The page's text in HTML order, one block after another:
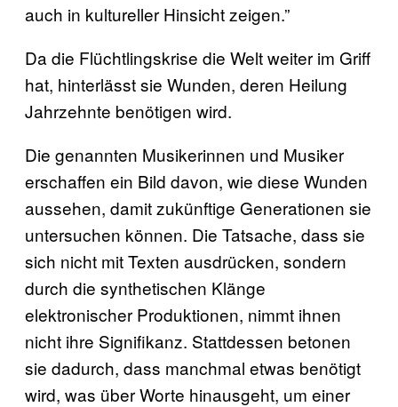
auch in kultureller Hinsicht zeigen.”
Da die Flüchtlingskrise die Welt weiter im Griff
hat, hinterlässt sie Wunden, deren Heilung
Jahrzehnte benötigen wird.
Die genannten Musikerinnen und Musiker
erschaffen ein Bild davon, wie diese Wunden
aussehen, damit zukünftige Generationen sie
untersuchen können. Die Tatsache, dass sie
sich nicht mit Texten ausdrücken, sondern
durch die synthetischen Klänge
elektronischer Produktionen, nimmt ihnen
nicht ihre Signifikanz. Stattdessen betonen
sie dadurch, dass manchmal etwas benötigt
wird, was über Worte hinausgeht, um einer